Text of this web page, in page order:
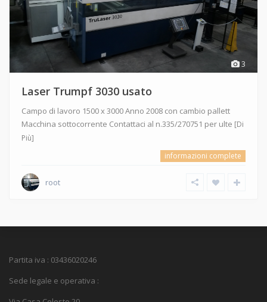
3
Laser Trumpf 3030 usato
Campo di lavoro 1500 x 3000 Anno 2008 con cambio pallett
Macchina sottocorrente Contattaci al n.335/270751 per ulte [Di
Più]
informazioni complete
root
Partita iva : 03436020246
Sede legale e operativa :